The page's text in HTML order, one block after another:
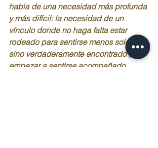
habla de una necesidad más profunda
y más difícil: la necesidad de un
vínculo donde no haga falta estar
rodeado para sentirse menos solo,
sino verdaderamente encontrado para
empezar a sentirse acompañado.